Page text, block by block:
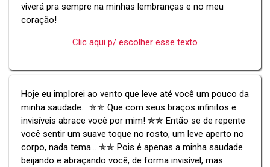
viverá pra sempre na minhas lembranças e no meu
coração!
Clic aqui p/ escolher esse texto
Hoje eu implorei ao vento que leve até você um pouco da
minha saudade... ✯✯ Que com seus braços infinitos e
invisíveis abrace você por mim! ✯✯ Então se de repente
você sentir um suave toque no rosto, um leve aperto no
corpo, nada tema... ✯✯ Pois é apenas a minha saudade
beijando e abraçando você, de forma invisível, mas